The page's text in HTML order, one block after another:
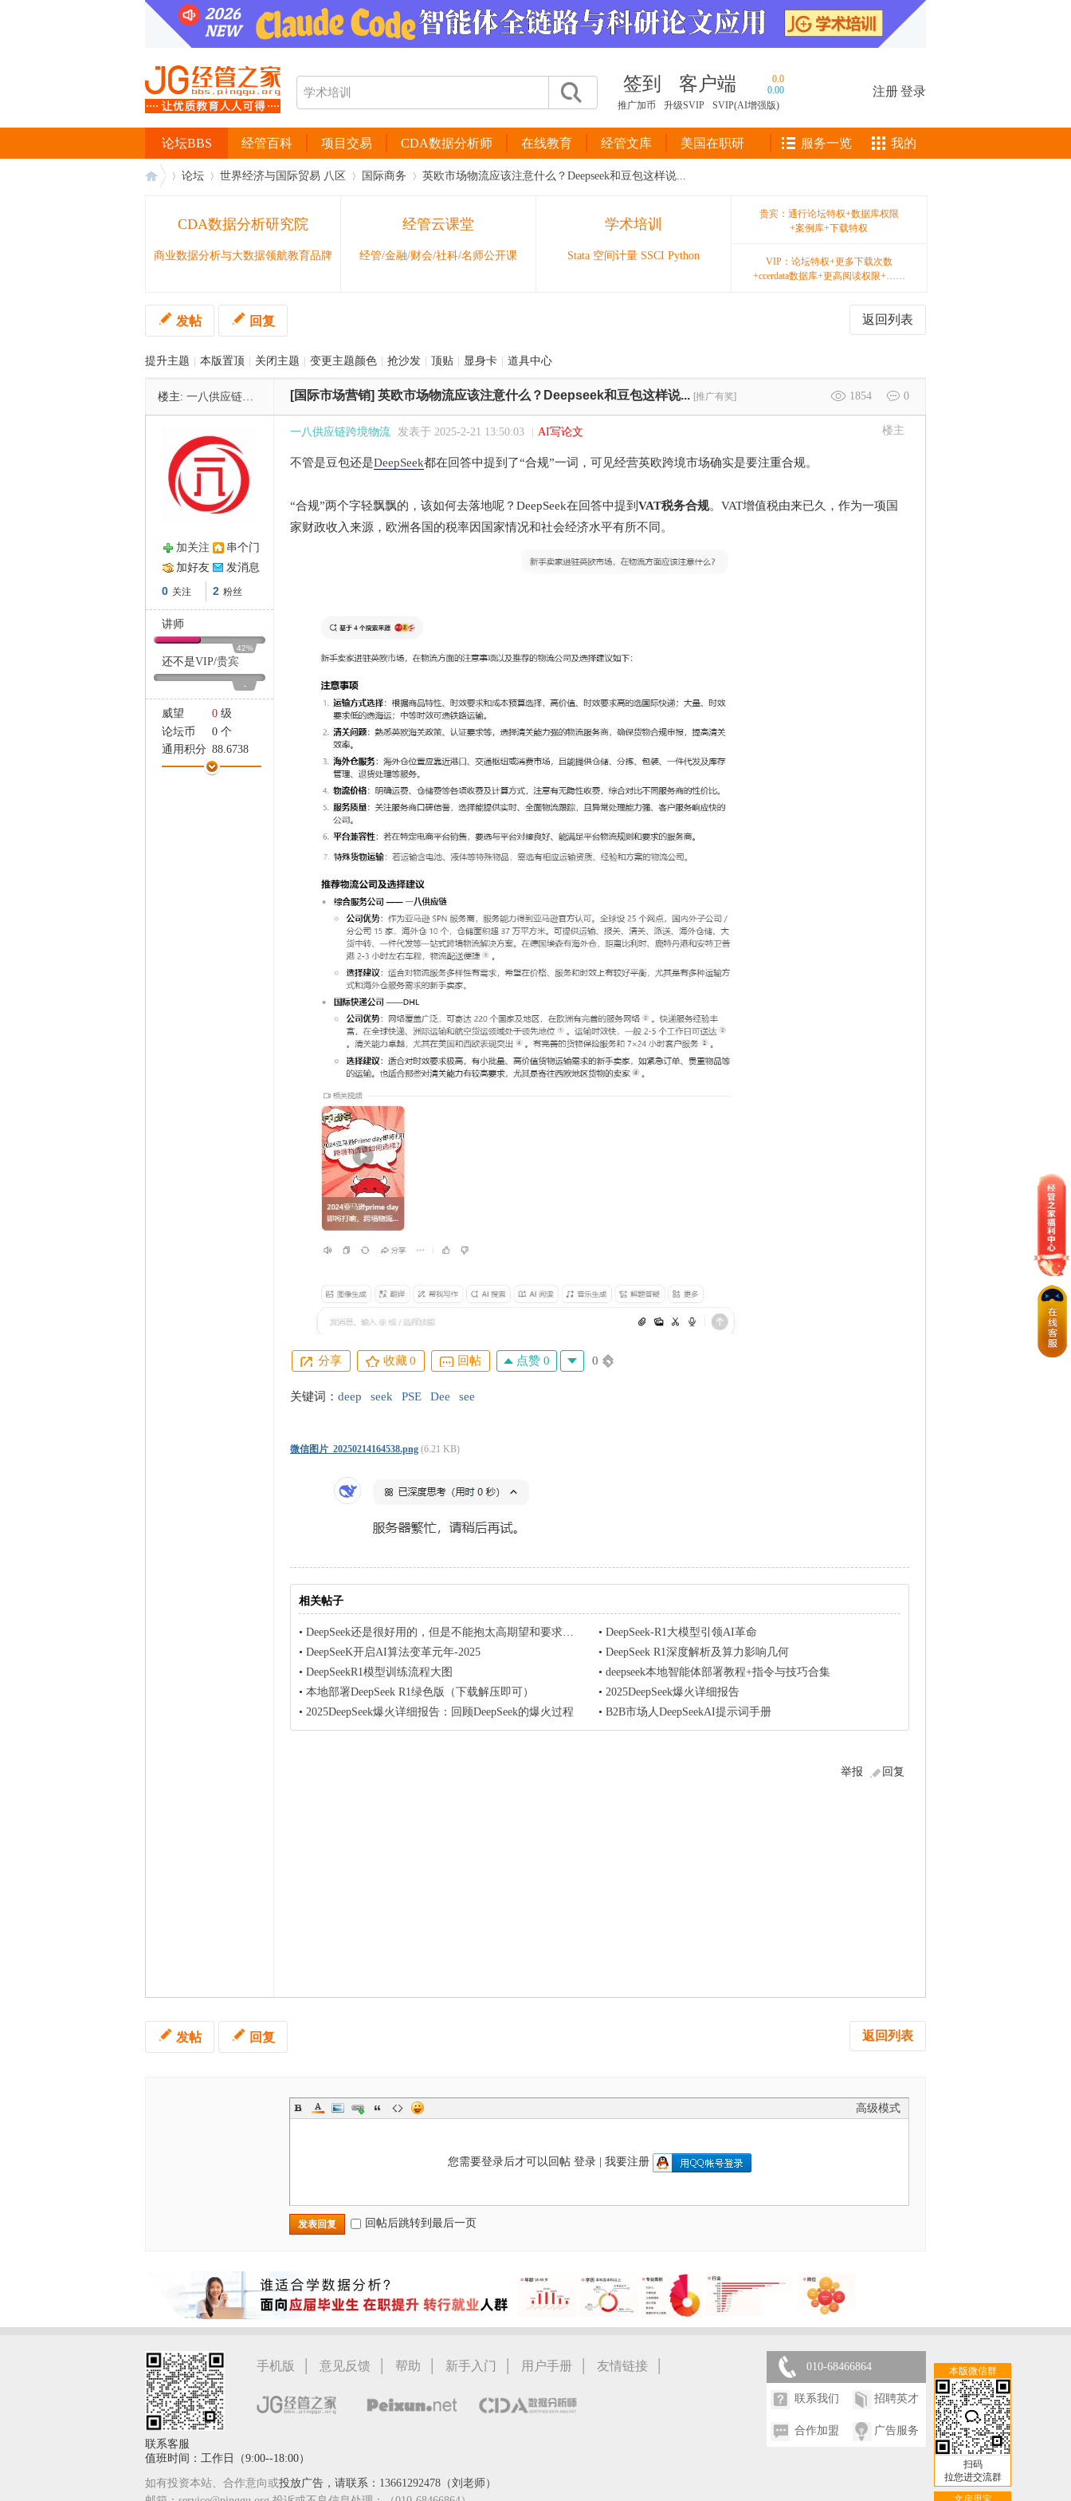
签到 客户端
0.0
0.00
推广加币
升级SVIP SVIP(AI增强版)
注册登录
经管百科 项目交易 CDA数据分析师 在线教育 经管文库 美国在职研
论坛BBS 服务一览 我的
论坛 世界经济与国际贸易 八区 国际商务 英欧市场物流应该注意什么？Deepseek和豆包这样说...
CDA数据分析研究院
商业数据分析与大数据领航教育品牌
经管云课堂
经管/金融/财会/社科/名师公开课
学术培训
Stata 空间计量 SSCI Python
贵宾：通行论坛特权+数据库权限
+案例库+下载特权
VIP：论坛特权+更多下载次数
+ccerdata数据库+更高阅读权限+……
返回列表
发帖 回复
提升主题 本版置顶 关闭主题 变更主题颜色 抢沙发 顶贴 显身卡 道具中心
楼主: 一八供应链跨境物流 1854 0
[国际市场营销] 英欧市场物流应该注意什么？Deepseek和豆包这样说... [推广有奖]
加关注
串个门
加好友
发消息
0 关注 2 粉丝
讲师
42%
还不是VIP/贵宾
-
威望 0 级
论坛币
0 个
通用积分 88.6738
学术水平
5 点
楼主
一八供应链跨境物流 发表于 2025-2-21 13:50:03 AI写论文
不管是豆包还是DeepSeek都在回答中提到了“合规”一词，可见经营英欧跨境市场确实是要注重合规。
“合规”两个字轻飘飘的，该如何去落地呢？DeepSeek在回答中提到 VAT税务合规。VAT增值税由来已久，作为一项国
家财政收入来源，欧洲各国的税率因国家情况和社会经济水平有所不同。
分享 收藏0 回帖 点赞 0 0
关键词： deep seek PSE Dee see
微信图片_20250214164538.png (6.21 KB)
相关帖子
• DeepSeek还是很好用的，但是不能抱太高期望和要求太多 • DeepSeek-R1大模型引领AI革命
• DeepSeeK开启AI算法变革元年-2025 • DeepSeek R1深度解析及算力影响几何
• DeepSeekR1模型训练流程大图 • deepseek本地智能体部署教程+指令与技巧合集
• 本地部署DeepSeek R1绿色版（下载解压即可） • 2025DeepSeek爆火详细报告
• 2025DeepSeek爆火详细报告：回顾DeepSeek的爆火过程 • B2B市场人DeepSeekAI提示词手册
回复
举报
返回列表
发帖 回复
高级模式
您需要登录后才可以回帖 登录| 我要注册
发表回复 回帖后跳转到最后一页
本版微信群
扫码
拉您进交流群
手机版 | 意见反馈 | 帮助 | 新手入门 | 用户手册 | 友情链接 |
联系客服
值班时间：工作日（9:00--18:00）
如有投资本站、合作意向或投放广告，请联系：13661292478（刘老师）
010-68466864
联系我们 招聘英才
合作加盟 广告服务